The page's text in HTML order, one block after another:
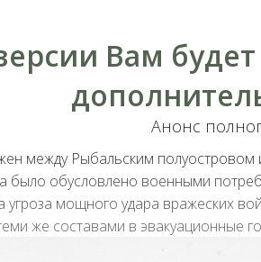
Вам
Анонс
между Рыбальским
было обусловлено военными
мощного удара вражеских
же составами в эвакуационные